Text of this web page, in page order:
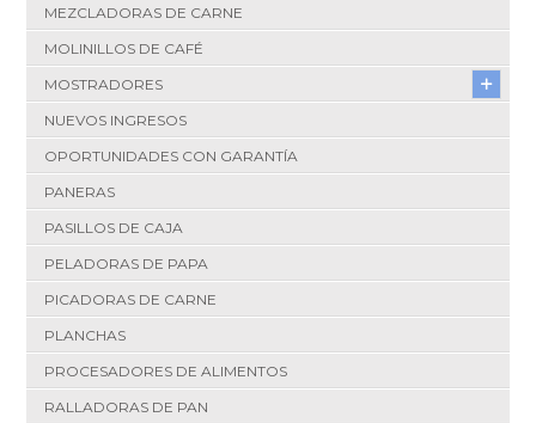
MEZCLADORAS DE CARNE
MOLINILLOS DE CAFÉ
MOSTRADORES
NUEVOS INGRESOS
OPORTUNIDADES CON GARANTÍA
PANERAS
PASILLOS DE CAJA
PELADORAS DE PAPA
PICADORAS DE CARNE
PLANCHAS
PROCESADORES DE ALIMENTOS
RALLADORAS DE PAN